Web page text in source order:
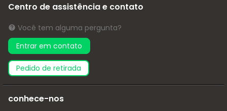
Centro de assistência e contato
Você tem alguma pergunta?
Entrar em contato
pedido de retirada
conhece-nos